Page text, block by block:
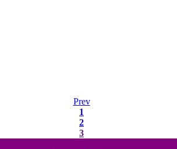
Prev
1
2
3